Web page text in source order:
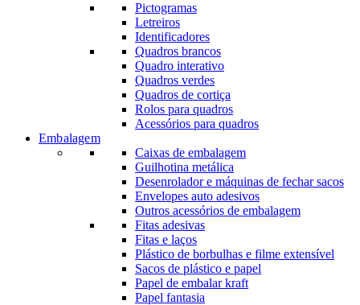
Pictogramas
Letreiros
Identificadores
Quadros brancos
Quadro interativo
Quadros verdes
Quadros de cortiça
Rolos para quadros
Acessórios para quadros
Embalagem
Caixas de embalagem
Guilhotina metálica
Desenrolador e máquinas de fechar sacos
Envelopes auto adesivos
Outros acessórios de embalagem
Fitas adesivas
Fitas e laços
Plástico de borbulhas e filme extensível
Sacos de plástico e papel
Papel de embalar kraft
Papel fantasia